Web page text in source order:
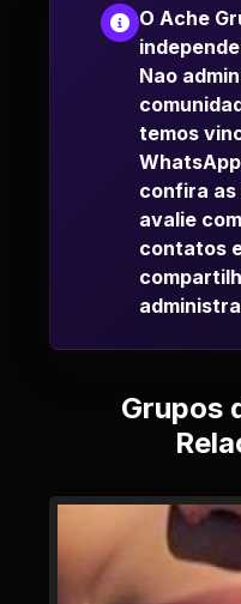
O Ache
Nao
temos
confira as
avalie
contatos
Grupos